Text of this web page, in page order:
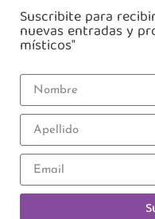
Suscribite para
nuevas entradas y
místicos"